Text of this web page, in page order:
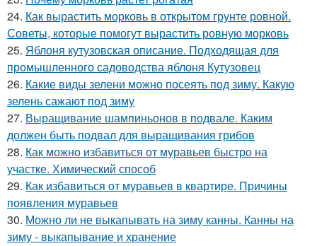
24. Как вырастить морковь в открытом грунте ровной.
Советы, которые помогут вырастить ровную морковь
25. Яблоня кутузовская описание. Подходящая для
промышленного садоводства яблоня Кутузовец
26. Какие виды зелени можно посеять под зиму. Какую
зелень сажают под зиму
27. Выращивание шампиньонов в подвале. Каким
должен быть подвал для выращивания грибов
28. Как можно избавиться от муравьев быстро на
участке. Химический способ
29. Как избавиться от муравьев в квартире. Причины
появления муравьев
30. Можно ли не выкапывать на зиму канны. Канны на
зиму - выкапывание и хранение